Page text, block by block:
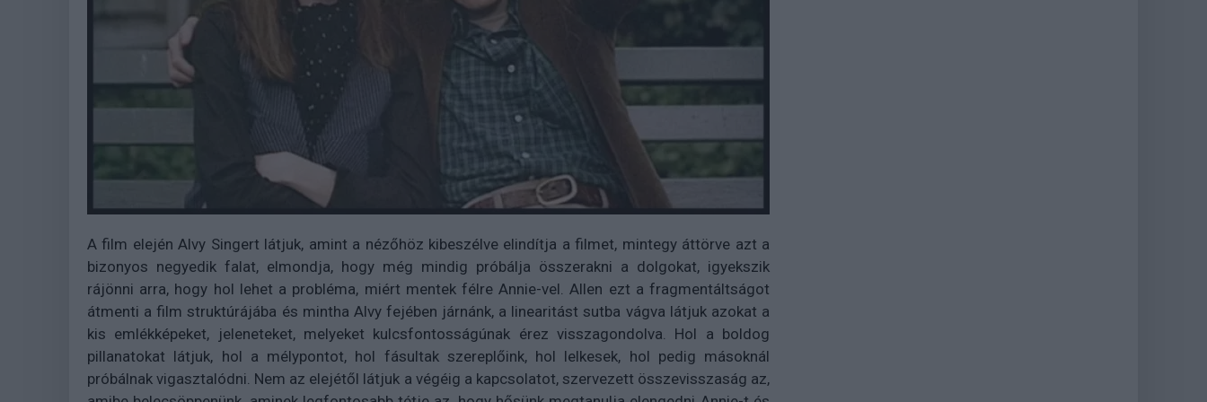
A film elején Alvy Singert látjuk, amint a nézőhöz kibeszélve elindítja a filmet, mintegy áttörve azt a
bizonyos negyedik falat, elmondja, hogy még mindig próbálja összerakni a dolgokat, igyekszik
rájönni arra, hogy hol lehet a probléma, miért mentek félre Annie-vel. Allen ezt a fragmentáltságot
átmenti a film struktúrájába és mintha Alvy fejében járnánk, a linearitást sutba vágva látjuk azokat a
kis emlékképeket, jeleneteket, melyeket kulcsfontosságúnak érez visszagondolva. Hol a boldog
pillanatokat látjuk, hol a mélypontot, hol fásultak szereplőink, hol lelkesek, hol pedig másoknál
próbálnak vigasztalódni. Nem az elejétől látjuk a végéig a kapcsolatot, szervezett összevisszaság az,